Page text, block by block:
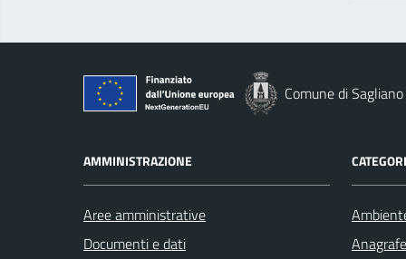
Comune di
AMMINISTRAZIONE
Aree amministrative
Documenti e dati